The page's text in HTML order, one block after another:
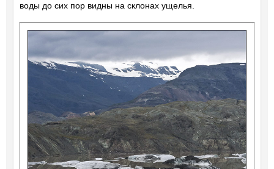
воды до сих пор видны на склонах ущелья.